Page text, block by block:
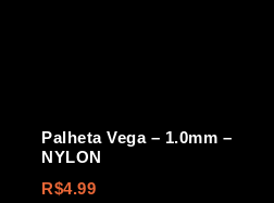
Palheta Vega – 1.0mm –
NYLON
R$4.99